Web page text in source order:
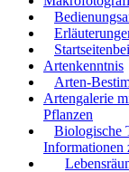
Artenkenntnis
Arten-
Artengalerie
Pflanzen
Biologische
Informationen